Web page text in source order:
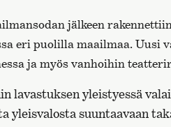
jälkeen
eri puolilla maailmaa. Uusi
ja myös vanhoihin
lavastuksen yleistyessä
yleisvalosta suuntaavaan